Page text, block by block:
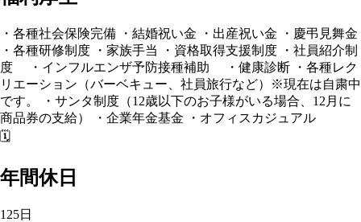
・各種社会保険完備 ・結婚祝い金 ・出産祝い金 ・慶弔見舞金
・各種研修制度 ・家族手当 ・資格取得支援制度 ・社員紹介制
度 ・インフルエンザ予防接種補助 ・健康診断 ・各種レク
リエーション（バーベキュー、社員旅行など）※現在は自粛中
です。 ・サンタ制度（12歳以下のお子様がいる場合、12月に
商品券の支給） ・企業年金基金 ・オフィスカジュアル
🗓️
年間休日
125日